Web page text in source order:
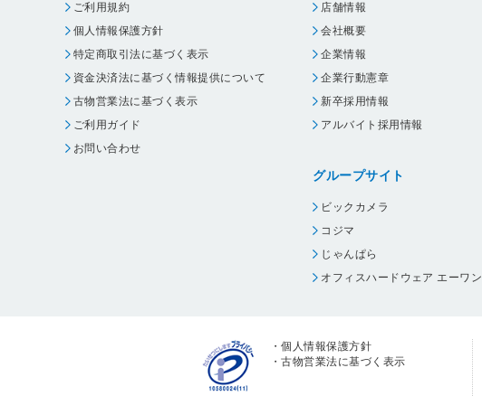
ご利用規約
個人情報保護方針
特定商取引法に基づく表示
資金決済法に基づく情報提供について
古物営業法に基づく表示
ご利用ガイド
お問い合わせ
店舗情報
会社概要
企業情報
企業行動憲章
新卒採用情報
アルバイト採用情報
グループサイト
ビックカメラ
コジマ
じゃんぱら
オフィスハードウェア エーワン
・個人情報保護方針
・古物営業法に基づく表示